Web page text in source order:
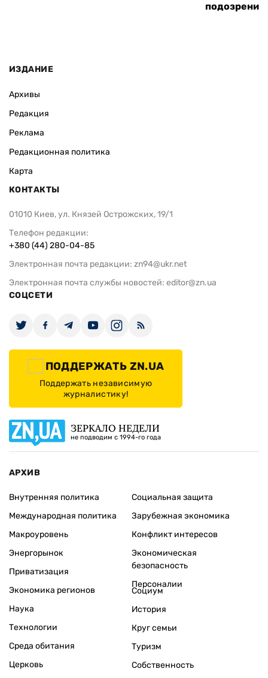
подозрение
ИЗДАНИЕ
Архивы
Редакция
Реклама
Редакционная политика
Карта
КОНТАКТЫ
01010 Киев, ул. Князей Острожских, 19/1
Телефон редакции:
+380 (44) 280-04-85
Электронная почта редакции: zn94@ukr.net
Электронная почта службы новостей: editor@zn.ua
СОЦСЕТИ
ПОДДЕРЖАТЬ ZN.UA
Поддержать независимую
журналистику!
ЗЕРКАЛО НЕДЕЛИ
не подводим с 1994-го года
АРХИВ
Внутренняя политика
Международная политика
Макроуровень
Энергорынок
Приватизация
Экономика регионов
Социальная защита
Зарубежная экономика
Конфликт интересов
Экономическая
безопасность
Персоналии
Наука
Технологии
Среда обитания
Церковь
Социум
История
Круг семьи
Туризм
Собственность